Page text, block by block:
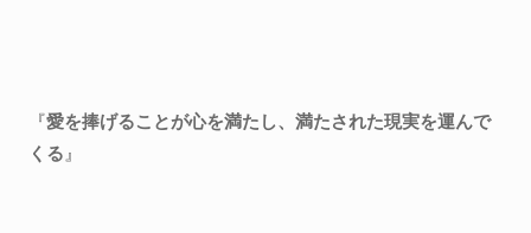
『愛を捧げることが心を満たし、満たされた現実を運んで
くる』